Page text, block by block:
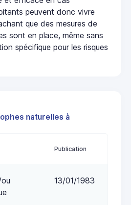
peuvent donc vivre
que des mesures de
sont en place, même sans
spécifique pour les risques
naturelles à
Publication
13/01/1983